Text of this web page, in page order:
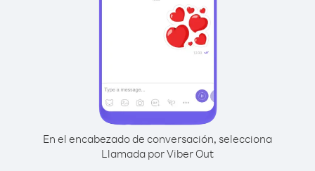
En el encabezado de conversación, selecciona
Llamada por Viber Out